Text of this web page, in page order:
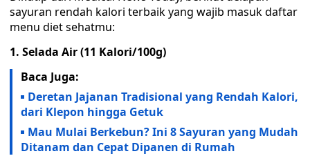
sayuran rendah kalori terbaik yang wajib masuk daftar
menu diet sehatmu:
1. Selada Air (11 Kalori/100g)
Baca Juga:
Deretan Jajanan Tradisional yang Rendah Kalori,
dari Klepon hingga Getuk
Mau Mulai Berkebun? Ini 8 Sayuran yang Mudah
Ditanam dan Cepat Dipanen di Rumah